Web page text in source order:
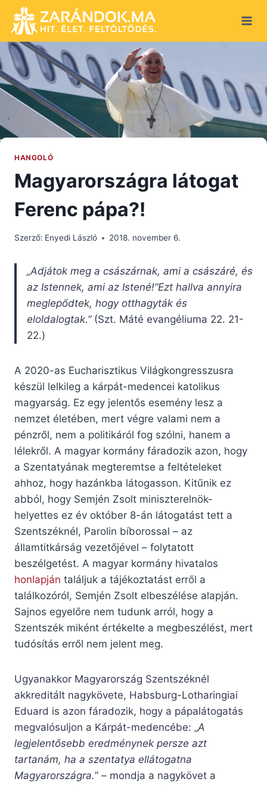
content
HANGOLÓ
Magyarországra látogat
Ferenc pápa?!
Szerző: Enyedi László 2018. november 6.
„Adjátok meg a császárnak, ami a császáré, és
az Istennek, ami az Istené!”Ezt hallva annyira
meglepődtek, hogy otthagyták és
eloldalogtak.” (Szt. Máté evangéliuma 22. 21-
22.)
A 2020-as Eucharisztikus Világkongresszusra
készül lelkileg a kárpát-medencei katolikus
magyarság. Ez egy jelentős esemény lesz a
nemzet életében, mert végre valami nem a
pénzről, nem a politikáról fog szólni, hanem a
lélekről. A magyar kormány fáradozik azon, hogy
a Szentatyának megteremtse a feltételeket
ahhoz, hogy hazánkba látogasson. Kitűnik ez
abból, hogy Semjén Zsolt miniszterelnök-
helyettes ez év október 8-án látogatást tett a
Szentszéknél, Parolin bíborossal – az
államtitkárság vezetőjével – folytatott
beszélgetést. A magyar kormány hivatalos
honlapján találjuk a tájékoztatást erről a
találkozóról, Semjén Zsolt elbeszélése alapján.
Sajnos egyelőre nem tudunk arról, hogy a
Szentszék miként értékelte a megbeszélést, mert
tudósítás erről nem jelent meg.
Ugyanakkor Magyarország Szentszéknél
akkreditált nagykövete, Habsburg-Lotharingiai
Eduard is azon fáradozik, hogy a pápalátogatás
megvalósuljon a Kárpát-medencébe: „A
legjelentősebb eredménynek persze azt
tartanám, ha a szentatya ellátogatna
Magyarországra.” – mondja a nagykövet a